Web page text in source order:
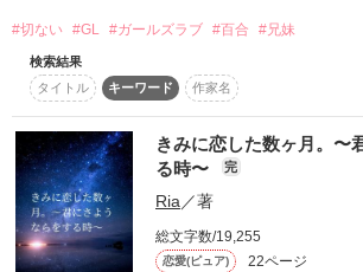
#切ない #GL #ガールズラブ #百合 #兄妹
検索結果
タイトル
キーワード 作家名
きみに恋した数ヶ月。〜
る時〜
完
Ria／著
総文字数/19,255
恋愛(ピュア) 22ページ